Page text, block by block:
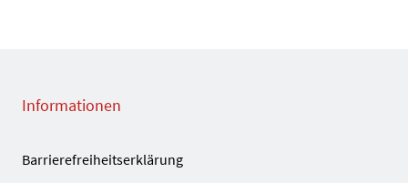
Informationen
Barrierefreiheitserklärung